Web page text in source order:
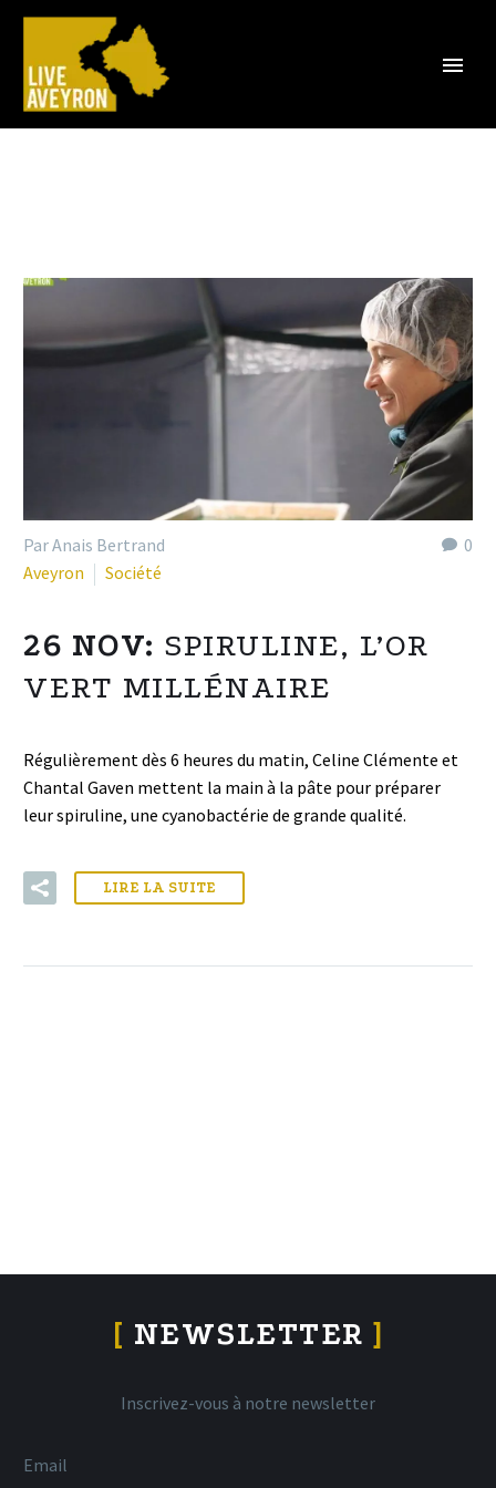
0
Par Anais Bertrand
Aveyron
Société
26 NOV: SPIRULINE, L’OR
VERT MILLÉNAIRE
Régulièrement dès 6 heures du matin, Celine Clémente et
Chantal Gaven mettent la main à la pâte pour préparer
leur spiruline, une cyanobactérie de grande qualité.
LIRE LA SUITE
[ NEWSLETTER ]
Inscrivez-vous à notre newsletter
Email